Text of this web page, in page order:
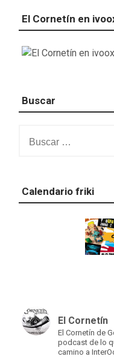
El Cornetín en
Buscar
Calendario friki
El Cornetín
El Cornetín de
podcast de lo
camino a